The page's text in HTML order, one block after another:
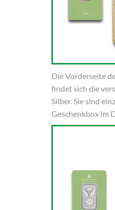
Die Vorderseite
findet sich die
Silber. Sie sind
Geschenkbox im